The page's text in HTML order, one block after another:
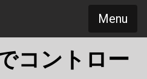
Menu
コントロー